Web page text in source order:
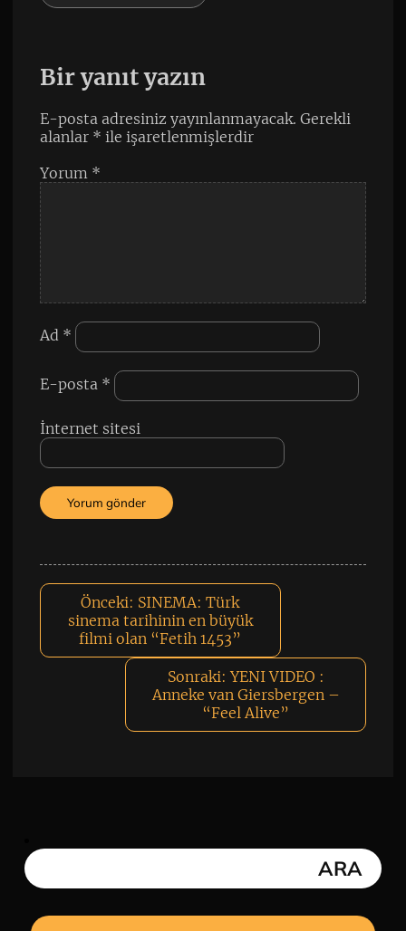
Bir yanıt yazın
E-posta adresiniz yayınlanmayacak. Gerekli
alanlar * ile işaretlenmişlerdir
Yorum *
Ad *
E-posta *
İnternet sitesi
Önceki: SINEMA: Türk
sinema tarihinin en büyük
filmi olan “Fetih 1453”
Sonraki: YENI VIDEO :
Anneke van Giersbergen –
“Feel Alive”